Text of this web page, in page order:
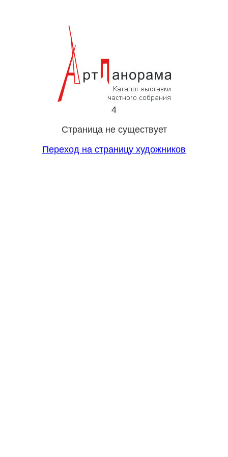
4
Страница не существует
Переход на страницу художников